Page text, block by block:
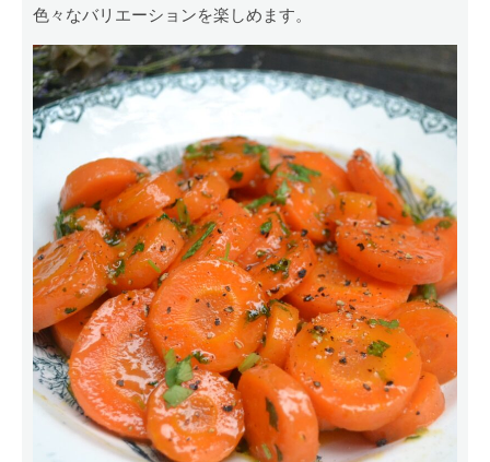
色々なバリエーションを楽しめます。